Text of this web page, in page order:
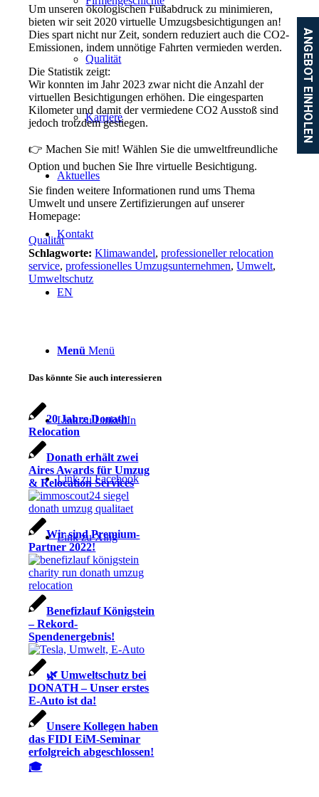
Qualität
Karriere
Aktuelles
Kontakt
EN
Menü Menü
Link zu LinkedIn
Link zu Facebook
Link zu Xing
Um unseren ökologischen Fußabdruck zu minimieren,
bieten wir seit 2020 virtuelle Umzugsbesichtigungen an!
Dies spart nicht nur Zeit, sondern reduziert auch die CO2-
Emissionen, indem unnötige Fahrten vermieden werden.
Die Statistik zeigt:
Wir konnten im Jahr 2023 zwar nicht die Anzahl der
virtuellen Besichtigungen erhöhen. Die eingesparten
Kilometer und damit der vermiedene CO2 Ausstoß sind
jedoch trotzdem gestiegen.
👉 Machen Sie mit! Wählen Sie die umweltfreundliche
Option und buchen Sie Ihre virtuelle Besichtigung.
Sie finden weitere Informationen rund ums Thema
Umwelt und unsere Zertifizierungen auf unserer
Homepage:
Qualität
Schlagworte: Klimawandel,professioneller relocation
service,professionelles Umzugsunternehmen,Umwelt,
Umweltschutz
Das könnte Sie auch interessieren
20 Jahre Donath
Relocation
Donath erhält zwei
Aires Awards für Umzug
& Relocation Services
Wir sind Premium-
Partner 2022!
Benefizlauf Königstein
– Rekord-
Spendenergebnis!
🌿 Umweltschutz bei
DONATH – Unser erstes
E-Auto ist da!
Unsere Kollegen haben
das FIDI EiM-Seminar
erfolgreich abgeschlossen!
🎓
ANGEBOT EINHOLEN